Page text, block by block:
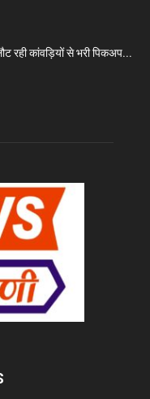
रही कांवड़ियों से भरी पिकअप...